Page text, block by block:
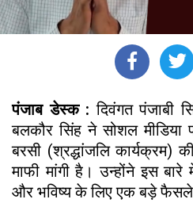
पंजाब डेस्क :दिवंगत पंजाबी
बलकौर सिंह ने सोशल
बरसी (श्रद्धांजलि
माफी मांगी है। उन्होंने इस
और भविष्य के लिए एक बड़े फैसले